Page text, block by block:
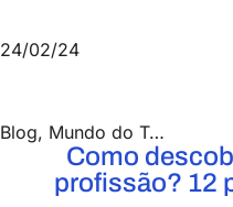
24/02/24
Blog, Mundo do Trabalho
Como
profissão? 12